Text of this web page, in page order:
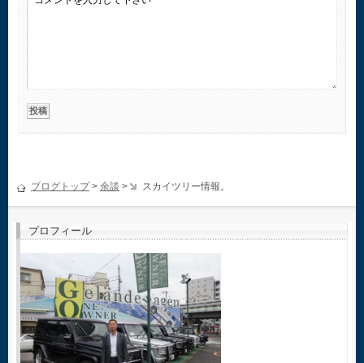
ブログトップ> 余談 > スカイツリー情報。
プロフィール